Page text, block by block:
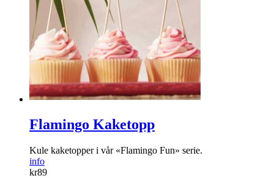
Flamingo Kaketopp
Kule kaketopper i vår «Flamingo Fun» serie.
info
kr89